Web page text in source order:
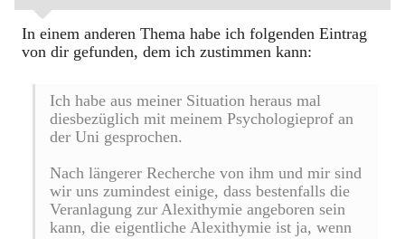
In einem anderen Thema habe ich folgenden Eintrag
von dir gefunden, dem ich zustimmen kann:
Ich habe aus meiner Situation heraus mal
diesbezüglich mit meinem Psychologieprof an
der Uni gesprochen.
Nach längerer Recherche von ihm und mir sind
wir uns zumindest einige, dass bestenfalls die
Veranlagung zur Alexithymie angeboren sein
kann, die eigentliche Alexithymie ist ja, wenn